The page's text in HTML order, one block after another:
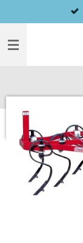
direct
naar
hoofdinhoud